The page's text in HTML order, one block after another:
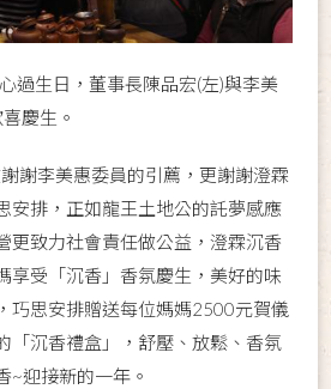
過生日，董事長陳品宏(左)與李美
慶生。
謝李美惠委員的引薦，更謝謝澄霖
安排，正如龍王土地公的託夢感應
更致力社會責任做公益，澄霖沉香
享受「沉香」香氛慶生，美好的味
巧思安排贈送每位媽媽2500元賀儀
「沉香禮盒」，舒壓、放鬆、香氛
~迎接新的一年。